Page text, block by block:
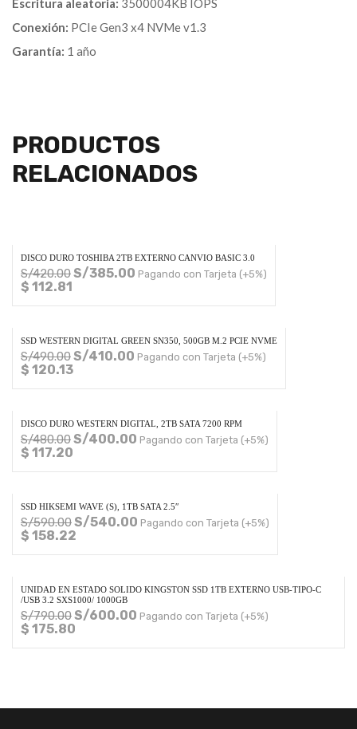
Escritura aleatoria: 3500004KB IOPS
Conexión: PCIe Gen3 x4 NVMe v1.3
Garantía: 1 año
PRODUCTOS
RELACIONADOS
DISCO DURO TOSHIBA 2TB EXTERNO CANVIO BASIC 3.0
S/420.00S/385.00 Pagando con Tarjeta (+5%)
$ 112.81
SSD WESTERN DIGITAL GREEN SN350, 500GB M.2 PCIE NVME
S/490.00S/410.00 Pagando con Tarjeta (+5%)
$ 120.13
DISCO DURO WESTERN DIGITAL, 2TB SATA 7200 RPM
S/480.00S/400.00 Pagando con Tarjeta (+5%)
$ 117.20
SSD HIKSEMI WAVE (S), 1TB SATA 2.5″
S/590.00S/540.00 Pagando con Tarjeta (+5%)
$ 158.22
UNIDAD EN ESTADO SOLIDO KINGSTON SSD 1TB EXTERNO USB-TIPO-C
/USB 3.2 SXS1000/ 1000GB
S/790.00S/600.00 Pagando con Tarjeta (+5%)
$ 175.80